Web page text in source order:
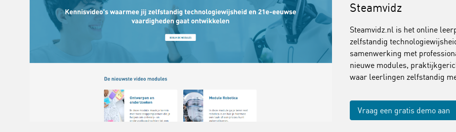
Steamvidz
Steamvidz.nl is het online
zelfstandig
samenwerking met
nieuwe modules,
waar leerlingen zelfstandig
Vraag een gratis demo aan